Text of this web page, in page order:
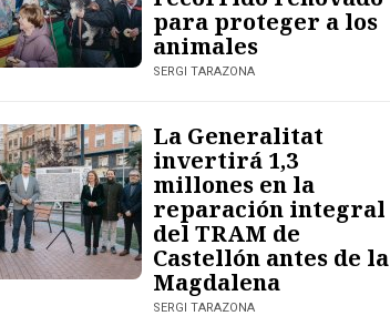
para proteger a los
animales
SERGI TARAZONA
La Generalitat
invertirá 1,3
millones en la
reparación integral
del TRAM de
Castellón antes de la
Magdalena
SERGI TARAZONA